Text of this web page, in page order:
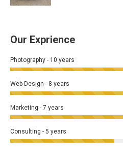
Our Exprience
Photography - 10 years
Web Design - 8 years
Marketing - 7 years
Consulting - 5 years